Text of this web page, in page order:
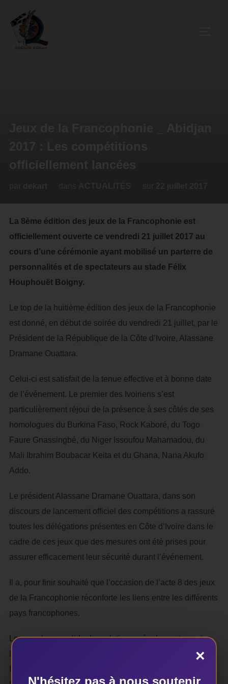
La 8ème édition des jeux de la Francophonie est
officiellement ouverte ce vendredi 21 juillet 2017 au
cours d’une cérémonie ayant mobilisé un parterre de
personnalités et de spectateurs au stade Félix
Houphouët Boigny.
Le top de la huitième édition des jeux de la Francophonie
est donné, en début de soirée du vendredi 21 juillet, par le
Président de la République de la Côte d’Ivoire, Alassane
Dramane Ouattara.
Celui-ci est satisfait de la tenue effective et à bonne date
de l’événement. Le premier des Ivoiriens s’est
particulièrement réjoui de la présence à ses côtés de ses
homologues du Burkina Faso, Rock Kaboré, du Togo
Faure Gnassingbé, du Niger Issoufou Mahamadou, du
Mali Ibrahim Boubacar Keita et du Ghana, Nana Akufo
Addo.
Le président Alassane Dramane Ouattara, dans son
discours de lancement officiel des compétitions a rassuré
toutes les délégations présentes en Côte d’Ivoire dans le
cadre de ces jeux que des mesures ont été prises pour
assurer efficacement leur sécurité durant l’événement.
Il a, pour finir souhaité que l’occasion de l’acte 8 des jeux
de la Francophonie réconforte les liens entre les différents
pays francophones.
Le vœu de consolider les relations a également nourri
l’allocation de la Secrétaire Général de l’Organisation
×
N'hésitez pas à nous soutenir